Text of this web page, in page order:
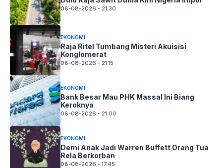
08-08-2026 - 21.30
EKONOMI
Raja Ritel Tumbang Misteri Akuisisi
Konglomerat
08-08-2026 - 21.15
EKONOMI
Bank Besar Mau PHK Massal Ini Biang
Keroknya
08-08-2026 - 21.00
EKONOMI
Demi Anak Jadi Warren Buffett Orang Tua
Rela Berkorban
08-08-2026 - 17.45